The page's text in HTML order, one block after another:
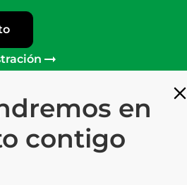
en
contigo
generación